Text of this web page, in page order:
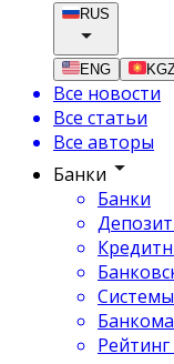
RUS
ENG
Все новости
Все статьи
Все авторы
Банки
Банки